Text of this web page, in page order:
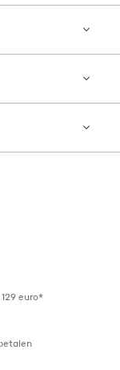
euro*